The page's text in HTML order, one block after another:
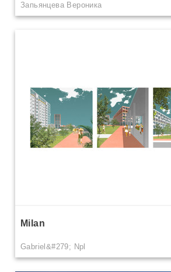
Запьянцева Вероника
Milan
Gabriel&#279; Npl